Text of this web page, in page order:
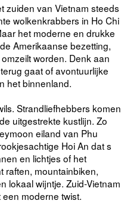
zuiden van Vietnam steeds
wolkenkrabbers in Ho Chi
het moderne en drukke
Amerikaanse bezetting,
worden. Denk aan
gaat of avontuurlijke
het binnenland.
Strandliefhebbers komen
uitgestrekte kustlijn. Zo
eiland van Phu
Hoi An dat s
en lichtjes of het
raften, mountainbiken,
lokaal wijntje. Zuid-Vietnam
moderne twist.